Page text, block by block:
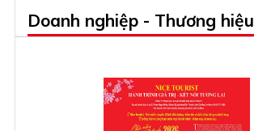
Doanh nghiệp - Thương hiệu